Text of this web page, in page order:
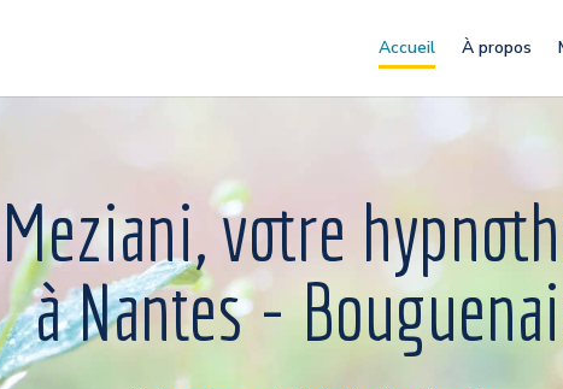
Accueil À propos
votre
à Nantes -